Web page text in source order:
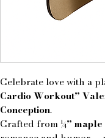
Celebrate love with a
Cardio Workout”
Conception.
Crafted from ¼”